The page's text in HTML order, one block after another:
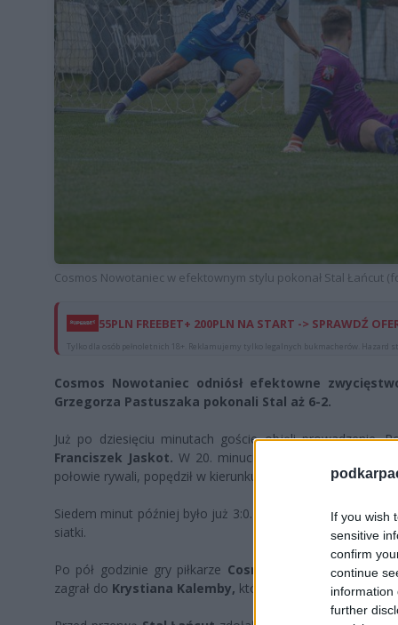
If you wish
sensitive
confirm
continue
information
further
Cosmos Nowotaniec w efektownym stylu pokonał Stal Łańcut
55PLN FREEBET+ 200PLN NA START -> SPRAWDŹ
Tylko dla osób pełnoletnich 18+. Reklamujemy tylko legalnych bukmacherów. Hazard
Cosmos Nowotaniec odniósł efektowne
Grzegorza Pastuszaka pokonali Stal aż 6-2.
Już po dziesięciu minutach goście objęli prowadzenie.
Franciszek Jaskot. W 20. minucie podopieczni
połowie rywali, popędził w kierunku bramki i płaskim
Siedem minut później było już 3:0. Jhonier Villamoro
siatki.
Po pół godzinie gry piłkarze Cosmosu Nowotaniec
zagrał do Krystiana Kalemby, który miał przed sobą